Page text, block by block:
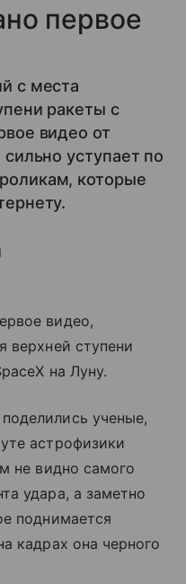
первое
с места
ракеты с
видео от
уступает по
которые
видео,
верхней ступени
на Луну.
ученые,
астрофизики
не видно самого
удара, а заметно
поднимается
кадрах она черного